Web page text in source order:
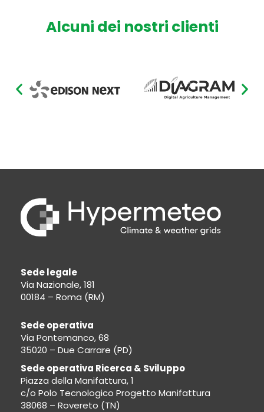
Alcuni dei nostri clienti
Sede legale
Via Nazionale, 181
00184 – Roma (RM)
Sede operativa
Via Pontemanco, 68
35020 – Due Carrare (PD)
Sede operativa Ricerca & Sviluppo
Piazza della Manifattura, 1
c/o Polo Tecnologico Progetto Manifattura
38068 – Rovereto (TN)